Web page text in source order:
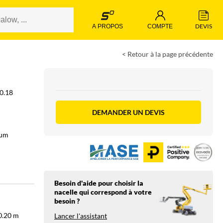
A PROPOS COMPTE DEVIS
< Retour à la page précédente
m
DEMANDER UN DEVIS
Besoin d'aide pour choisir la
nacelle qui correspond à votre
besoin ?
Lancer l'assistant